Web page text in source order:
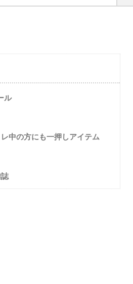
ル
中の方にも一押しアイテム